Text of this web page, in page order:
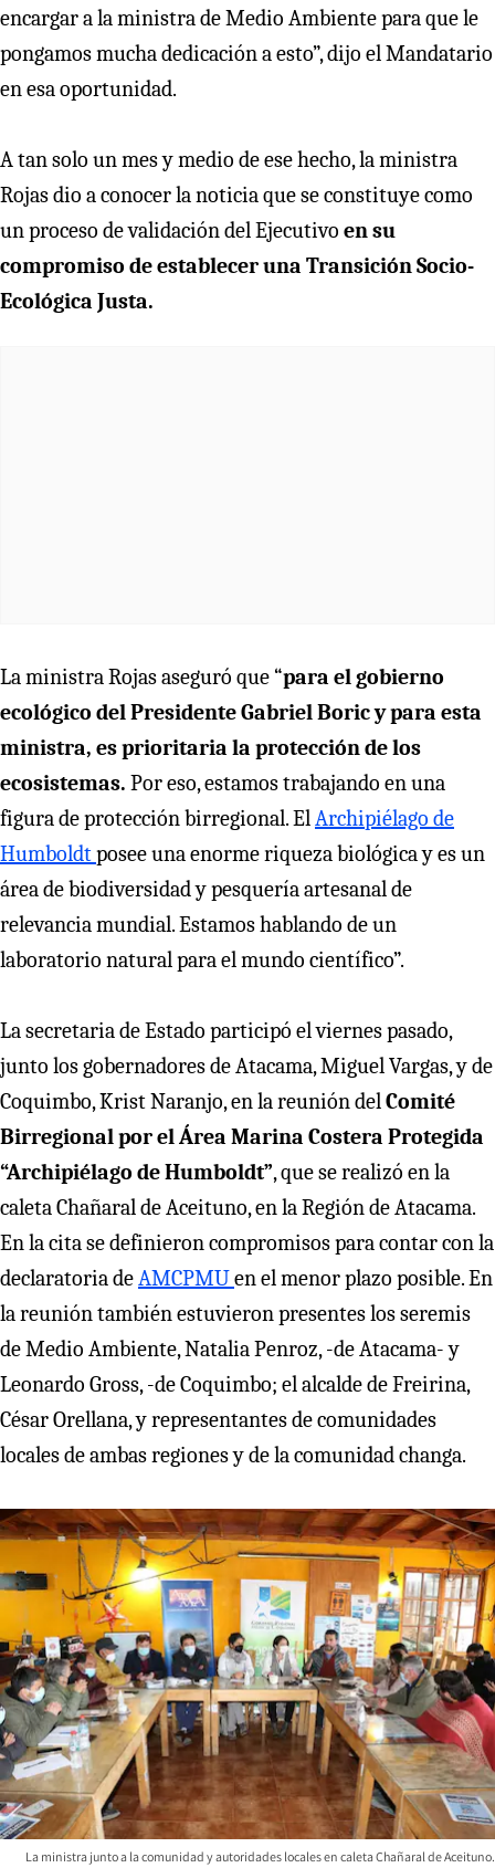
encargar a la ministra de Medio Ambiente para que le
pongamos mucha dedicación a esto”, dijo el Mandatario
en esa oportunidad.
A tan solo un mes y medio de ese hecho, la ministra
Rojas dio a conocer la noticia que se constituye como
un proceso de validación del Ejecutivo en su
compromiso de establecer una Transición Socio-
Ecológica Justa.
La ministra Rojas aseguró que “para el gobierno
ecológico del Presidente Gabriel Boric y para esta
ministra, es prioritaria la protección de los
ecosistemas. Por eso, estamos trabajando en una
figura de protección birregional. ElArchipiélago de
Humboldtposee una enorme riqueza biológica y es un
área de biodiversidad y pesquería artesanal de
relevancia mundial. Estamos hablando de un
laboratorio natural para el mundo científico”.
La secretaria de Estado participó el viernes pasado,
junto los gobernadores de Atacama, Miguel Vargas, y de
Coquimbo, Krist Naranjo, en la reunión delComité
Birregional por el Área Marina Costera Protegida
“Archipiélago de Humboldt”, que se realizó en la
caleta Chañaral de Aceituno, en la Región de Atacama.
En la cita se definieron compromisos para contar con la
declaratoria deAMCPMUen el menor plazo posible. En
la reunión también estuvieron presentes los seremis
de Medio Ambiente, Natalia Penroz, -de Atacama- y
Leonardo Gross, -de Coquimbo; el alcalde de Freirina,
César Orellana, y representantes de comunidades
locales de ambas regiones y de la comunidad changa.
La ministra junto a la comunidad y autoridades locales en caleta Chañaral de Aceituno.